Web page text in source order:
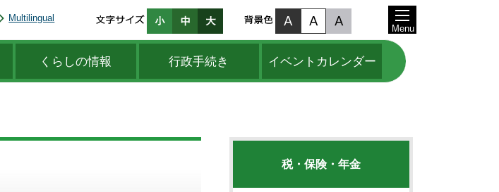
Multilingual
くらしの情報 行政手続き イベントカレンダー
Menu
税・保険・年金